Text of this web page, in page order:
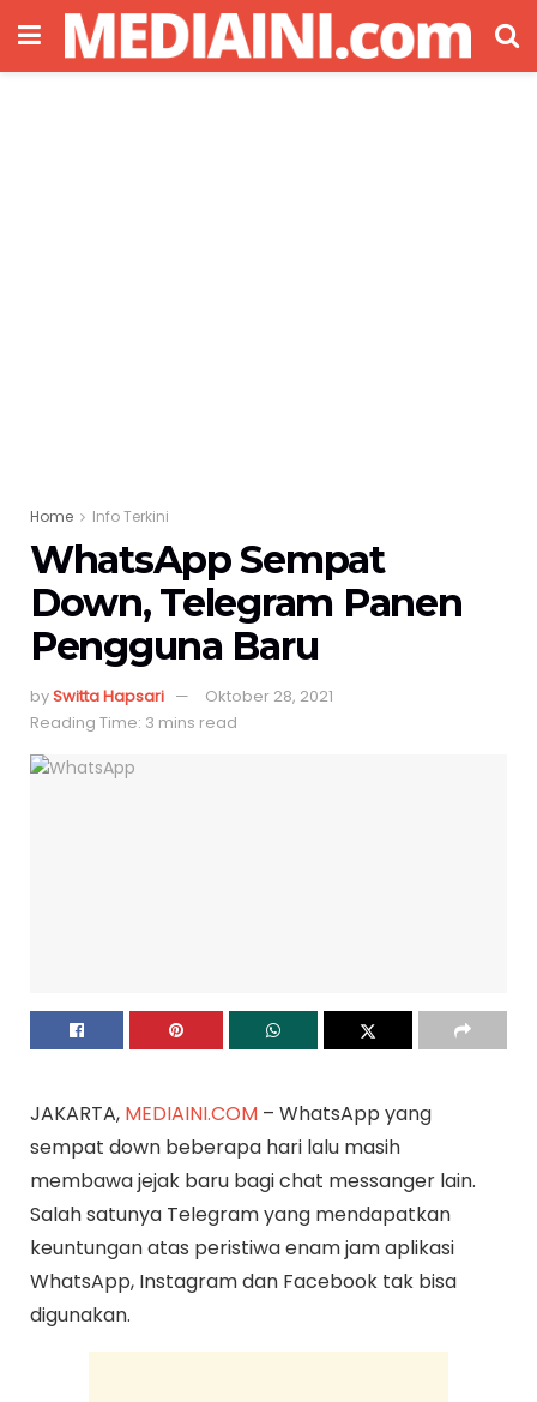
Home Info Terkini
WhatsApp Sempat
Down, Telegram Panen
Pengguna Baru
bySwitta Hapsari
Oktober 28, 2021
Reading Time: 3 mins read
JAKARTA, MEDIAINI.COM – WhatsApp yang
sempat down beberapa hari lalu masih
membawa jejak baru bagi chat messanger lain.
Salah satunya Telegram yang mendapatkan
keuntungan atas peristiwa enam jam aplikasi
WhatsApp, Instagram dan Facebook tak bisa
digunakan.